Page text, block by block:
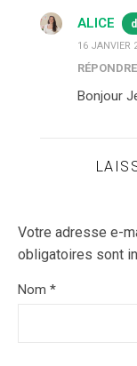
ALICE
16 JANVIER
RÉPONDRE
Bonjour
Votre adresse e-
obligatoires sont
Nom *